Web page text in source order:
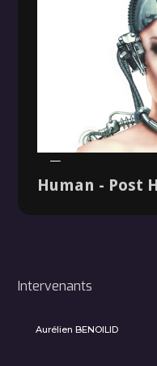
Human - Post
Intervenants
Aurélien BENOILID